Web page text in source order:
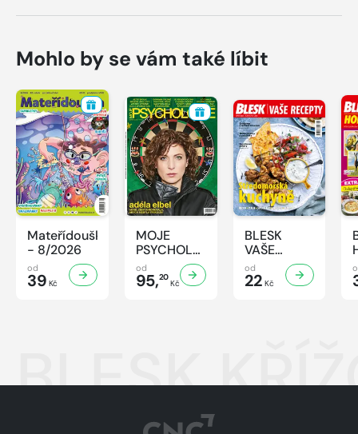
Mohlo by se vám také líbit
Mateřídouška
- 8/2026
od
39 Kč
MOJE
PSYCHOLOGIE
- 8/2026
od
95,20
Kč
BLESK
VAŠE
RECEPTY -
8/2026
od
22 Kč
BLESK